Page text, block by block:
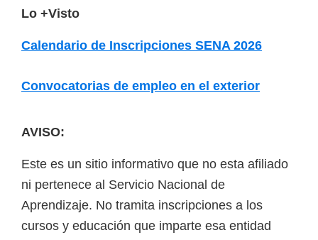
Lo +Visto
Calendario de Inscripciones SENA 2026
Convocatorias de empleo en el exterior
AVISO:
Este es un sitio informativo que no esta afiliado
ni pertenece al Servicio Nacional de
Aprendizaje. No tramita inscripciones a los
cursos y educación que imparte esa entidad